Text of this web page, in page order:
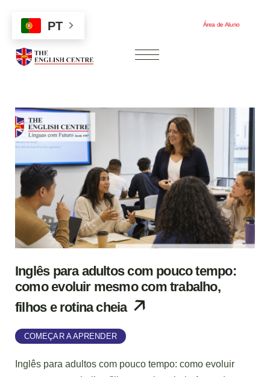
Área de Aluno
Inglês para adultos com pouco tempo:
como evoluir mesmo com trabalho,
filhos e rotina cheia
COMEÇAR A APRENDER
Inglês para adultos com pouco tempo: como evoluir
PT